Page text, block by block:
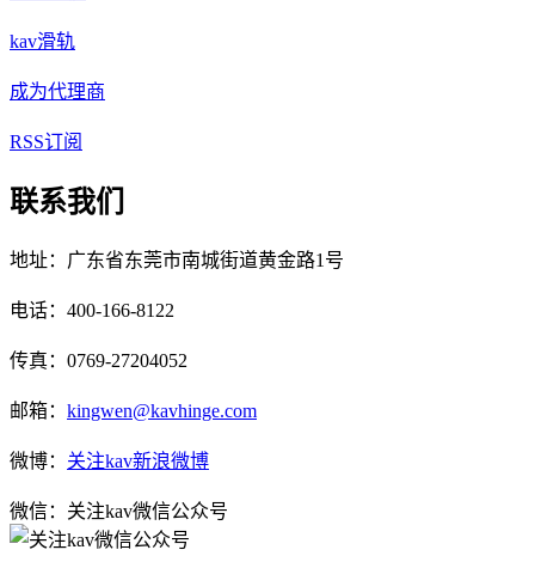
kav滑轨
成为代理商
RSS订阅
联系我们
地址：广东省东莞市南城街道黄金路1号
电话：400-166-8122
传真：0769-27204052
邮箱： kingwen@kavhinge.com
微博： 关注kav新浪微博
微信：关注kav微信公众号